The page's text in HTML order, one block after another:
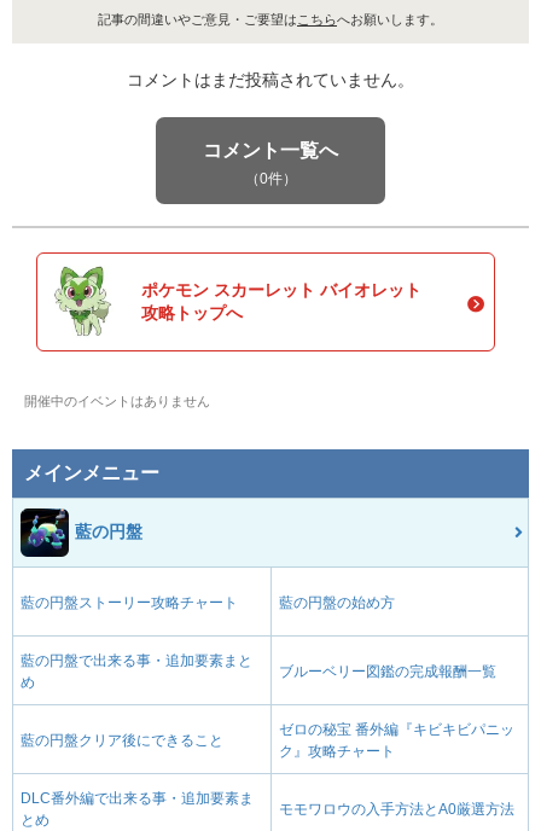
記事の間違いやご意見・ご要望は こちらへお願いします。
コメントはまだ投稿されていません。
コメント一覧へ
（0件）
ポケモン スカーレット バイオレット
攻略トップへ
開催中のイベントはありません
メインメニュー
藍の円盤
藍の円盤ストーリー攻略チャート 藍の円盤の始め方
藍の円盤で出来る事・追加要素まと
め
ブルーベリー図鑑の完成報酬一覧
藍の円盤クリア後にできること
ゼロの秘宝 番外編『キビキビパニッ
ク』攻略チャート
DLC番外編で出来る事・追加要素ま
とめ
モモワロウの入手方法とA0厳選方法